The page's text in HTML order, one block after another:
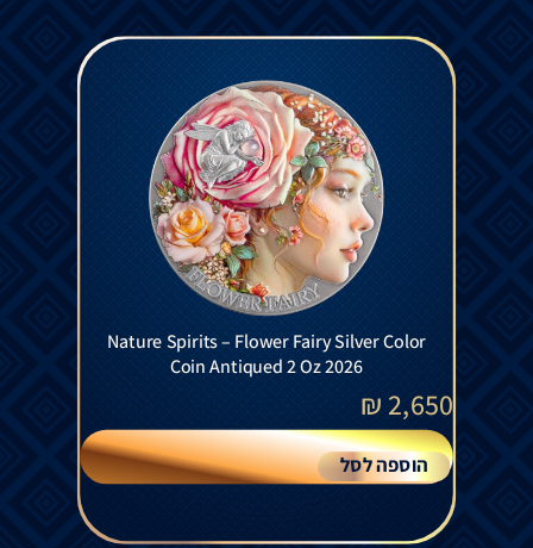
Nature Spirits – Flower Fairy Silver Color
Coin Antiqued 2 Oz 2026
2,650
₪
הוספה לסל